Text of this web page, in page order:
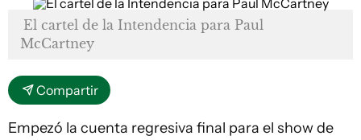
El cartel de la Intendencia para Paul
McCartney
Compartir
Empezó la cuenta regresiva final para el show de